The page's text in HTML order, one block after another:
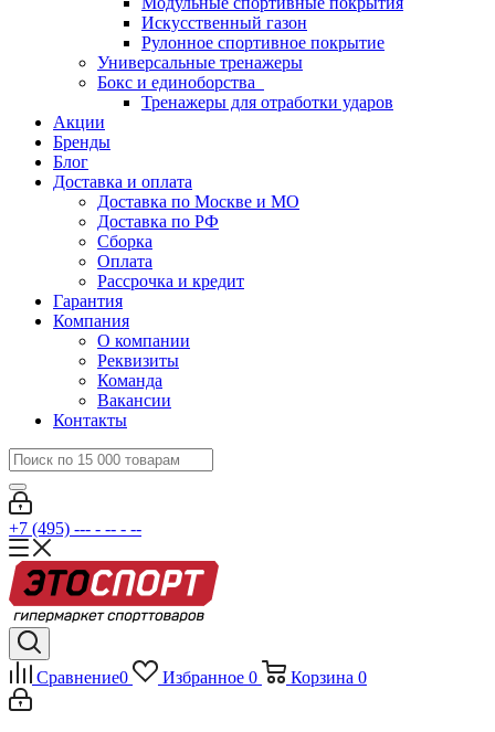
Искусственный газон
Рулонное спортивное покрытие
Универсальные тренажеры
Бокс и единоборства
Тренажеры для отработки ударов
Акции
Бренды
Блог
Доставка и оплата
Доставка по Москве и МО
Доставка по РФ
Сборка
Оплата
Рассрочка и кредит
Гарантия
Компания
О компании
Реквизиты
Команда
Вакансии
Контакты
+7 (495) --- - -- - --
Сравнение0 Избранное 0 Корзина 0